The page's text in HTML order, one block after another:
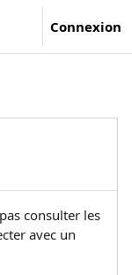
Connexion
consulter les
avec un